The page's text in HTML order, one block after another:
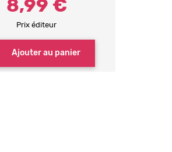
Prix éditeur
8,99 €
Ajouter au panier